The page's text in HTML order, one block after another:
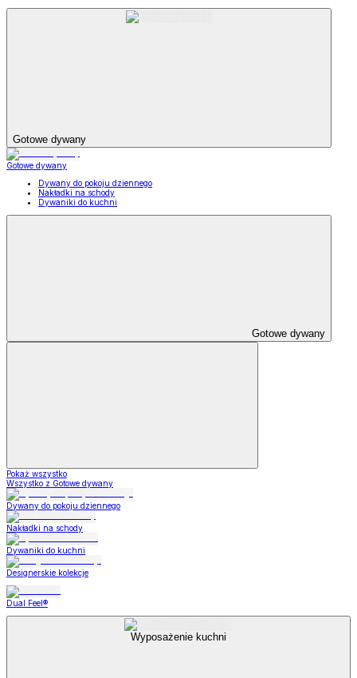
Gotowe dywany
Gotowe dywany
Dywany do pokoju dziennego
Nakładki na schody
Dywaniki do kuchni
Gotowe dywany
Pokaż wszystko
Wszystko z Gotowe dywany
Dywany do pokoju dziennego
Nakładki na schody
Dywaniki do kuchni
Designerskie kolekcje
Dual Feel®
Wyposażenie kuchni